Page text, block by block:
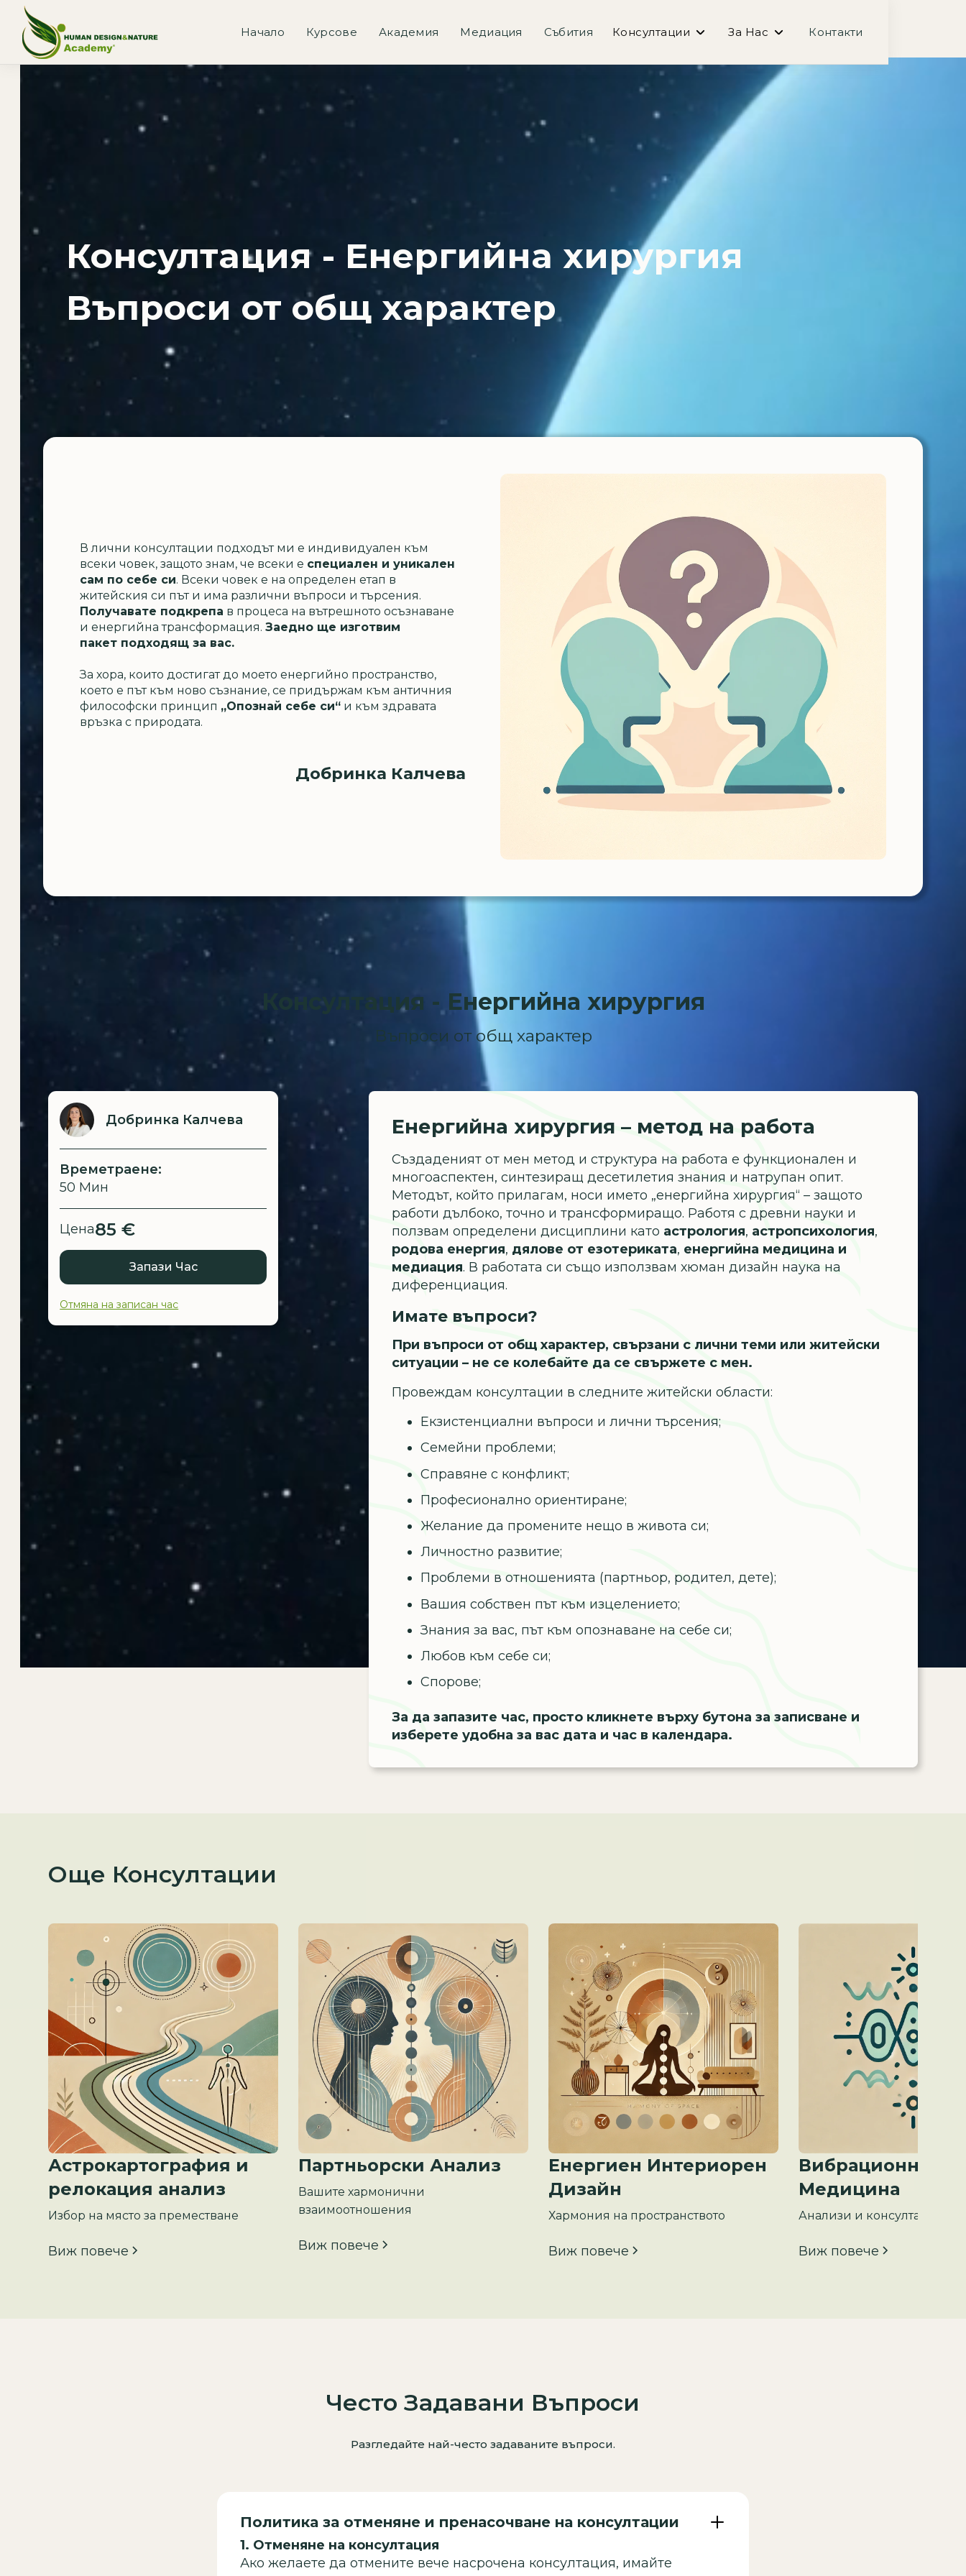
Начало Курсове Академия Медиация Събития Консултации За Нас Контакти
Консултация - Eнергийна хирургия
Въпроси от общ характер
В лични консултации подходът ми е индивидуален към
всеки човек, защото знам, че всеки е специален и уникален
сам по себе си. Всеки човек е на определен етап в
житейския си път и има различни въпроси и търсения.
Получавате подкрепа в процеса на вътрешното осъзнаване
и енергийна трансформация.Заедно ще изготвим
пакет подходящ за вас.
За хора, които достигат до моето енергийно пространство,
което е път към ново съзнание, се придържам към античния
философски принцип ,,Опознай себе си“ и към здравата
връзка с природата.
Добринка Калчева
Консултация - Eнергийна хирургия
Въпроси от общ характер
Добринка Калчева
Времетраене:
50 Mин
Цена85 €
Запази Час
Отмяна на записан час
Енергийна хирургия – метод на работа
Създаденият от мен метод и структура на работа е функционален и
многоаспектен, синтезиращ десетилетия знания и натрупан опит.
Методът, който прилагам, носи името „енергийна хирургия“ – защото
работи дълбоко, точно и трансформиращо. Работя с древни науки и
ползвам определени дисциплини като астрология, астропсихология,
родова енергия, дялове от езотериката, енергийна медицина и
медиация. В работата си също използвам хюман дизайн наука на
диференциация.
Имате въпроси?
При въпроси от общ характер, свързани с лични теми или житейски
ситуации – не се колебайте да се свържете с мен.
Провеждам консултации в следните житейски области:
Екзистенциални въпроси и лични търсения;
Семейни проблеми;
Справяне с конфликт;
Професионално ориентиране;
Желание да промените нещо в живота си;
Личностно развитие;
Проблеми в отношенията (партньор, родител, дете);
Вашия собствен път към изцелението;
Знания за вас, път към опознаване на себе си;
Любов към себе си;
Спорове;
За да запазите час, просто кликнете върху бутона за записване и
изберете удобна за вас дата и час в календара.
Още Консултации
Астрокартография и
релокация анализ
Избор на място за преместване
Виж повече
Партньорски Анализ
Вашите хармонични
взаимоотношения
Виж повече
Енергиен Интериорен
Дизайн
Хармония на пространството
Виж повече
Вибрационна
Медицина
Анализи и консултация
Виж повече
Често Задавани Въпроси
Разгледайте най-често задаваните въпроси.
Политика за отменяне и пренасочване на консултации
1. Отменяне на консултация
Ако желаете да отмените вече насрочена консултация, имайте